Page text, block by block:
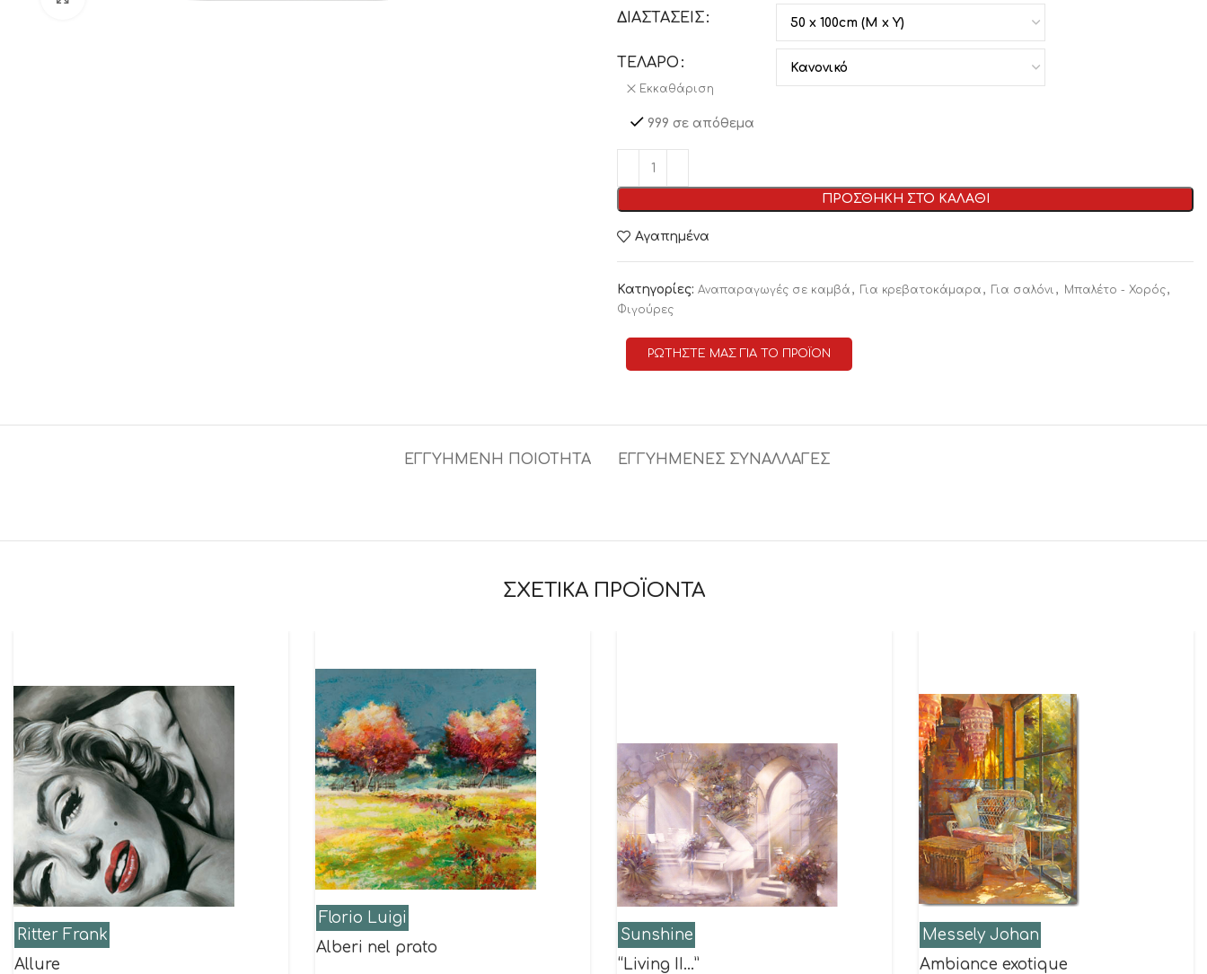
ΔΙΑΣΤΑΣΕΙΣ
ΤΕΛΑΡΟ
Εκκαθάριση
999 σε απόθεμα
ΠΡΟΣΘΗΚΗ ΣΤΟ ΚΑΛΑΘΙ
Αγαπημένα
Κατηγορίες: Αναπαραγωγές σε καμβά , Για κρεβατοκάμαρα , Για σαλόνι , Μπαλέτο - Χορός,
Φιγούρες
ΡΩΤΗΣΤΕ ΜΑΣ ΓΙΑ ΤΟ ΠΡΟΪΟΝ
ΕΓΓΥΗΜΕΝΗ ΠΟΙΟΤΗΤΑ ΕΓΓΥΗΜΕΝΕΣ ΣΥΝΑΛΛΑΓΕΣ
ΣΧΕΤΙΚΑ ΠΡΟΪΟΝΤΑ
Ritter Frank
Allure
Florio Luigi
Alberi nel prato
Sunshine
“Living II…”
Messely Johan
Ambiance exotique